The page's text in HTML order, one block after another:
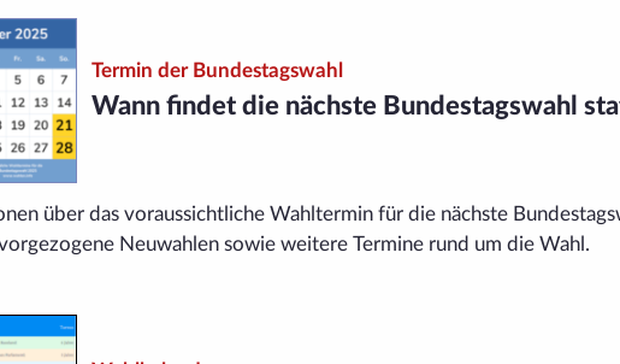
Termin der Bundestagswahl
Wann findet die nächste Bundestagswahl
über das voraussichtliche Wahltermin für die nächste
Neu­wahlen sowie weitere Termine rund um die Wahl.